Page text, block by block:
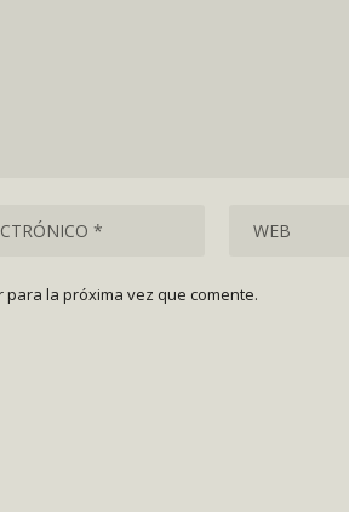
la próxima vez que comente.